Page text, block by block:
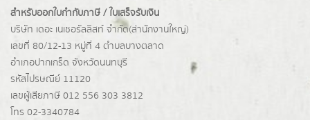
สำหรับออกใบกำกับภาษี / ใบเสร็จรับเงิน
บริษัท เดอะ เนเชอรัลลิสท์ จำกัด(ส่านักงานใหญ่)
เลขที่ 80/12-13 หมู่ที่ 4 ตำบลบางตลาด
อำเภอปากเกร็ด จังหวัดนนทบุรี
รหัสไปรษณีย์ 11120
เลขผู้เสียภาษี 012 556 303 3812
โทร 02-3340784